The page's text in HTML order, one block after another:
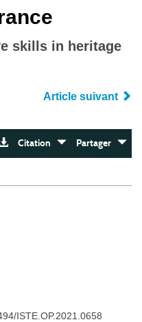
skills in heritage
Article suivant
Citation Partager
ISTE.OP.2021.0658